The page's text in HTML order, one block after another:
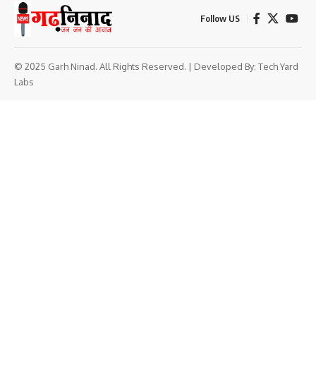
Follow US
© 2025 Garh Ninad. All Rights Reserved. | Developed By: Tech Yard
Labs